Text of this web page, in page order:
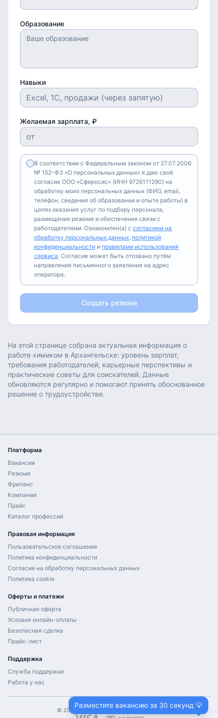
Образование
Навыки
Желаемая зарплата, ₽
В соответствии с Федеральным законом от 27.07.2006
№ 152-ФЗ «О персональных данных» я даю своё
согласие ООО «Сферосис» (ИНН 9726111290) на
обработку моих персональных данных (ФИО, email,
телефон, сведения об образовании и опыте работы) в
целях оказания услуг по подбору персонала,
размещения резюме и обеспечения связи с
работодателями. Ознакомлен(а) с согласием на
обработку персональных данных, политикой
конфиденциальности и правилами использования
сервиса. Согласие может быть отозвано путём
направления письменного заявления на адрес
оператора.
Создать резюме
На этой странице собрана актуальная информация о
работе химиком в Архангельске: уровень зарплат,
требования работодателей, карьерные перспективы и
практические советы для соискателей. Данные
обновляются регулярно и помогают принять обоснованное
решение о трудоустройстве.
Платформа
Вакансии
Резюме
Фриланс
Компании
Прайс
Каталог профессий
Правовая информация
Пользовательское соглашение
Политика конфиденциальности
Согласие на обработку персональных данных
Политика cookie
Оферты и платежи
Публичная оферта
Условия онлайн-оплаты
Безопасная сделка
Прайс-лист
Поддержка
Служба поддержки
Работа у нас
© 2026 ProHH.ru. Все права защищены.
Разместите вакансию за 30 секунд 💡